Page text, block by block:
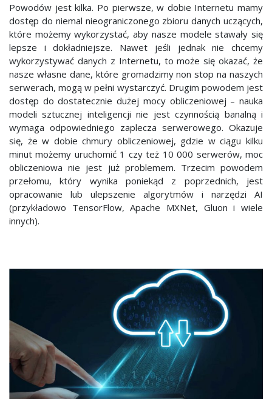
Powodów jest kilka. Po pierwsze, w dobie Internetu mamy
dostęp do niemal nieograniczonego zbioru danych uczących,
które możemy wykorzystać, aby nasze modele stawały się
lepsze i dokładniejsze. Nawet jeśli jednak nie chcemy
wykorzystywać danych z Internetu, to może się okazać, że
nasze własne dane, które gromadzimy non stop na naszych
serwerach, mogą w pełni wystarczyć. Drugim powodem jest
dostęp do dostatecznie dużej mocy obliczeniowej – nauka
modeli sztucznej inteligencji nie jest czynnością banalną i
wymaga odpowiedniego zaplecza serwerowego. Okazuje
się, że w dobie chmury obliczeniowej, gdzie w ciągu kilku
minut możemy uruchomić 1 czy też 10 000 serwerów, moc
obliczeniowa nie jest już problemem. Trzecim powodem
przełomu, który wynika poniekąd z poprzednich, jest
opracowanie lub ulepszenie algorytmów i narzędzi AI
(przykładowo TensorFlow, Apache MXNet, Gluon i wiele
innych).